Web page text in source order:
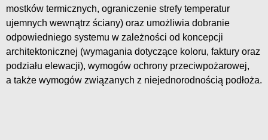
mostków termicznych, ograniczenie strefy temperatur
ujemnych wewnątrz ściany) oraz umożliwia dobranie
odpowiedniego systemu w zależności od koncepcji
architektonicznej (wymagania dotyczące koloru, faktury oraz
podziału elewacji), wymogów ochrony przeciwpożarowej,
a także wymogów związanych z niejednorodnością podłoża.